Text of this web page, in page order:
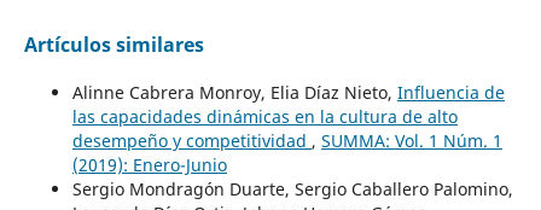
Artículos similares
Alinne Cabrera Monroy, Elia Díaz Nieto, Influencia de
las capacidades dinámicas en la cultura de alto
desempeño y competitividad , SUMMA: Vol. 1 Núm. 1
(2019): Enero-Junio
Sergio Mondragón Duarte, Sergio Caballero Palomino,